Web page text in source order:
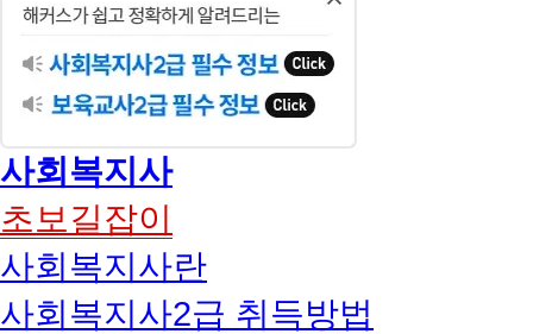
사회복지사
초보길잡이
사회복지사란
사회복지사2급 취득방법